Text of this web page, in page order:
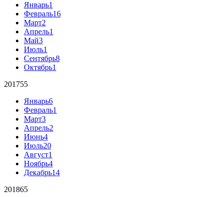
Январь1
Февраль16
Март2
Апрель1
Май3
Июль1
Сентябрь8
Октябрь1
201755
Январь6
Февраль1
Март3
Апрель2
Июнь4
Июль20
Август1
Ноябрь4
Декабрь14
201865